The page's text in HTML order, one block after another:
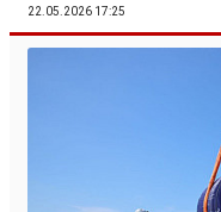
22.05.2026 17:25